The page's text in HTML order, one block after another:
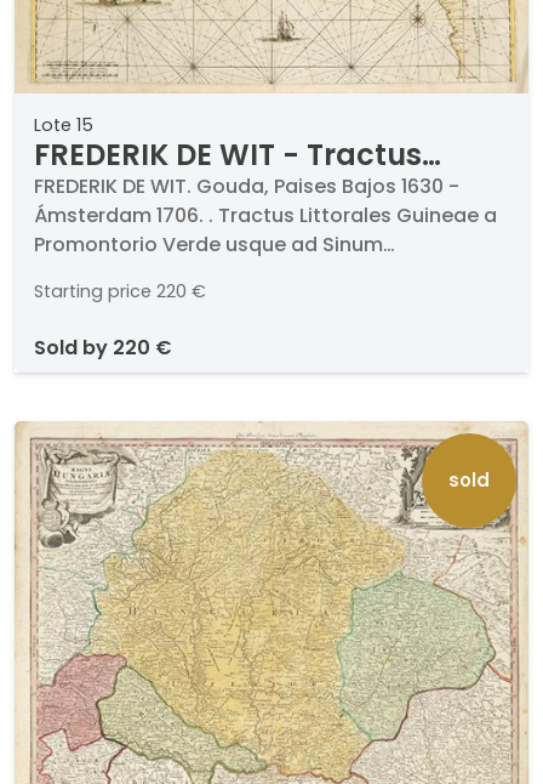
Lote 15
FREDERIK DE WIT - Tractus
Littorales Guineae a
Promontorio Verde usque ad
Sinum Catenbelae
FREDERIK DE WIT. Gouda, Paises Bajos 1630 -
Ámsterdam 1706. . Tractus Littorales Guineae a
Promontorio Verde usque ad Sinum
a mano. Firmado y titulado. Medidas 490 x 565
titulada Orbis Maritimus ofte Zee Atlas.
Starting price 220 €
sold by 220 €
sold